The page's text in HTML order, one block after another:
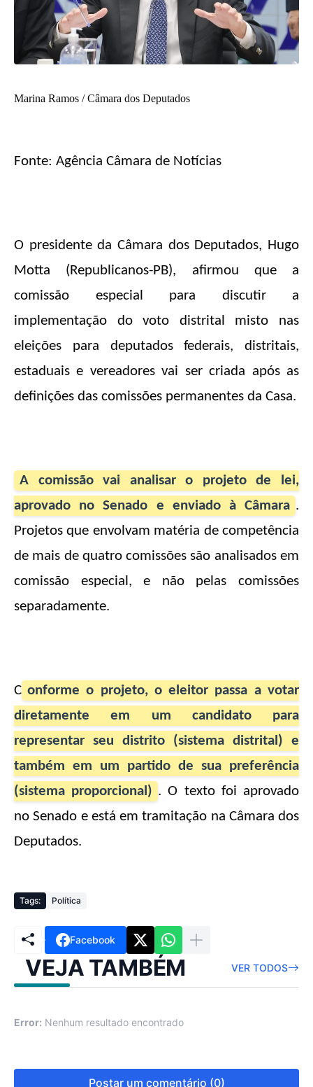
Marina Ramos / Câmara dos Deputados
Fonte: Agência Câmara de Notícias
O presidente da Câmara dos Deputados, Hugo
Motta (Republicanos-PB), afirmou que a
comissão especial para discutir a
implementação do voto distrital misto nas
eleições para deputados federais, distritais,
estaduais e vereadores vai ser criada após as
definições das comissões permanentes da Casa.
A comissão vai analisar o projeto de lei,
aprovado no Senado e enviado à Câmara .
Projetos que envolvam matéria de competência
de mais de quatro comissões são analisados em
comissão especial, e não pelas comissões
separadamente.
C onforme o projeto, o eleitor passa a votar
diretamente em um candidato para
representar seu distrito (sistema distrital) e
também em um partido de sua preferência
(sistema proporcional) . O texto foi aprovado
no Senado e está em tramitação na Câmara dos
Deputados.
Tags: Política
Facebook
VEJA TAMBÉM VER TODOS
Error: Nenhum resultado encontrado
Postar um comentário (0)